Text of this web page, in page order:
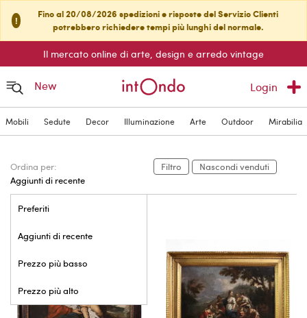
!
Fino al 20/08/2026 spedizioni e risposte del Servizio Clienti
potrebbero richiedere tempi più lunghi del normale.
Il mercato online di arte, design e arredo vintage
New Login
Mobili Sedute Decor Illuminazione Arte Outdoor Mirabilia
Ordina per:
Aggiunti di recente
Preferiti
Aggiunti di recente
Prezzo più basso
Prezzo più alto
Filtro Nascondi venduti